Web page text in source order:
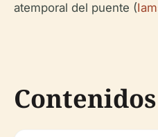
atemporal del puente (
Contenidos